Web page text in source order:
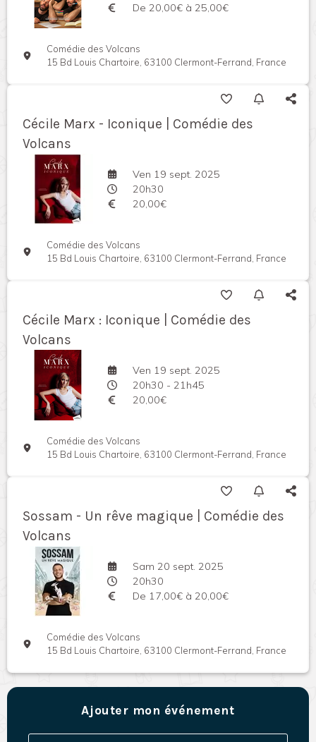
De 20,00€ à 25,00€
Comédie des Volcans
15 Bd Louis Chartoire, 63100 Clermont-Ferrand, France
Cécile Marx - Iconique | Comédie des
Volcans
Ven 19 sept. 2025
20h30
20,00€
Comédie des Volcans
15 Bd Louis Chartoire, 63100 Clermont-Ferrand, France
Cécile Marx : Iconique | Comédie des
Volcans
Ven 19 sept. 2025
20h30 - 21h45
20,00€
Comédie des Volcans
15 Bd Louis Chartoire, 63100 Clermont-Ferrand, France
Sossam - Un rêve magique | Comédie des
Volcans
Sam 20 sept. 2025
20h30
De 17,00€ à 20,00€
Comédie des Volcans
15 Bd Louis Chartoire, 63100 Clermont-Ferrand, France
Ajouter mon événement